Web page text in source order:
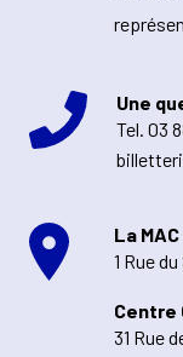
Une
Tel. 03
La
1 Rue
Centre
31 Rue